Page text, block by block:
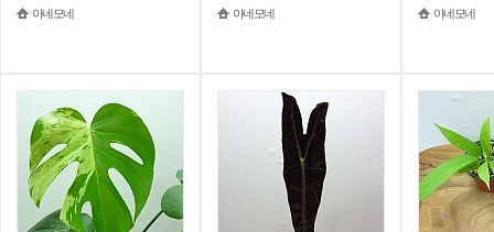
아네모네 아네모네 아네모네